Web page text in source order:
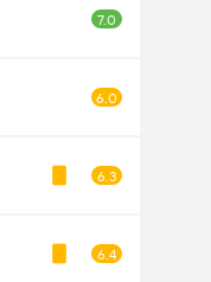
7.0
6.0
6.3
6.4